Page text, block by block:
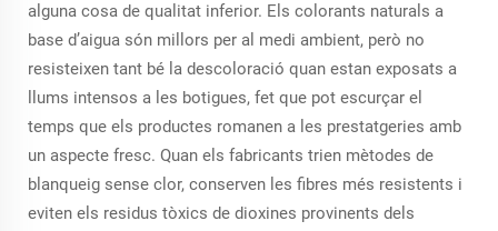
alguna cosa de qualitat inferior. Els colorants naturals a
base d’aigua són millors per al medi ambient, però no
resisteixen tant bé la descoloració quan estan exposats a
llums intensos a les botigues, fet que pot escurçar el
temps que els productes romanen a les prestatgeries amb
un aspecte fresc. Quan els fabricants trien mètodes de
blanqueig sense clor, conserven les fibres més resistents i
eviten els residus tòxics de dioxines provinents dels